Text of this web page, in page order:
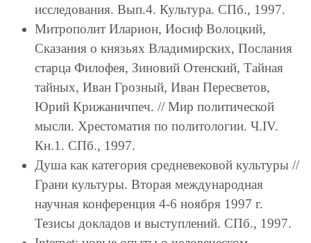
исследования. Вып.4. Культура. СПб., 1997.
Митрополит Иларион, Иосиф Волоцкий,
Сказания о князьях Владимирских, Послания
старца Филофея, Зиновий Отенский, Тайная
тайных, Иван Грозный, Иван Пересветов,
Юрий Крижаничпеч. // Мир политической
мысли. Хрестоматия по политологии. Ч.IV.
Кн.1. СПб., 1997.
Душа как категория средневековой культуры //
Грани культуры. Вторая международная
научная конференция 4-6 ноября 1997 г.
Тезисы докладов и выступлений. СПб., 1997.